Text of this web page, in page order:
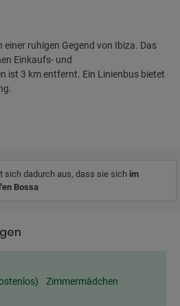
einer ruhigen Gegend von Ibiza. Das
Einkaufs- und
ist 3 km entfernt. Ein Linienbus bietet
sich dadurch aus, dass sie sich im
Bossa
Zimmermädchen